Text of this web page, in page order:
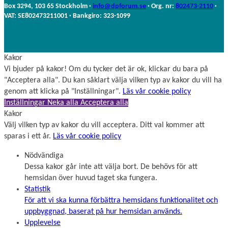
m
n
Box 3294, 103 65 Stockholm · info@dpforum.se · Org. nr: 802473-2110 ·
VAT: SE802473211001 · Bankgiro: 323-1099
Kakor
Vi bjuder på kakor! Om du tycker det är ok, klickar du bara på
"Acceptera alla". Du kan såklart välja vilken typ av kakor du vill ha
genom att klicka på "Inställningar". Läs vår cookie policy
Inställningar Neka alla Acceptera alla
Kakor
Välj vilken typ av kakor du vill acceptera. Ditt val kommer att
sparas i ett år. Läs vår cookie policy
Nödvändiga
Dessa kakor går inte att välja bort. De behövs för att
hemsidan över huvud taget ska fungera.
Statistik
För att vi ska kunna förbättra hemsidans funktionalitet och
uppbyggnad, baserat på hur hemsidan används.
Upplevelse